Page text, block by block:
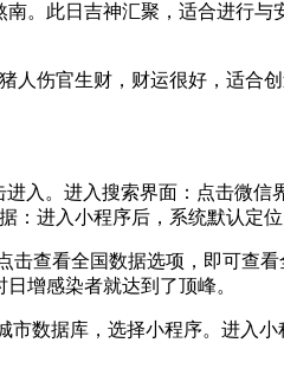
。此日吉神汇聚，适合进行
伤官生财，财运很好，适合
入。进入搜索界面：点击微
进入小程序后，系统默认定
查看全国数据选项，即可查
增感染者就达到了顶峰。
数据库，选择小程序。进入